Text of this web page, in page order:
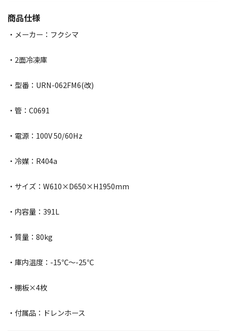
商品仕様
・メーカー：フクシマ
・2面冷凍庫
・型番：URN-062FM6(改)
・管：C0691
・電源：100V 50/60Hz
・冷媒：R404a
・サイズ：W610×D650×H1950mm
・内容量：391L
・質量：80kg
・庫内温度：-15℃〜-25℃
・棚板×4枚
・付属品：ドレンホース